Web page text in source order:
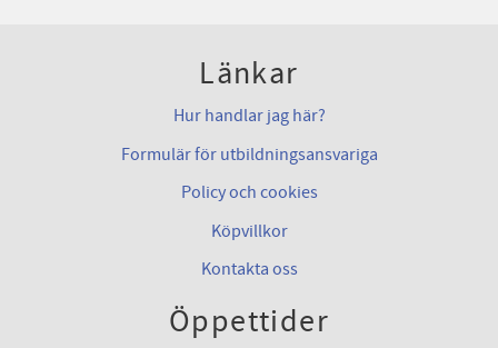
Länkar
Hur handlar jag här?
Formulär för utbildningsansvariga
Policy och cookies
Köpvillkor
Kontakta oss
Öppettider